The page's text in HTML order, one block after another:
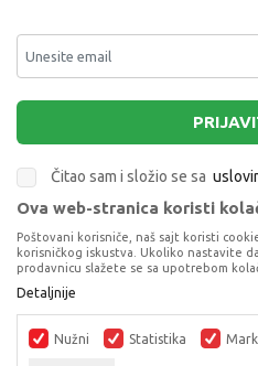
BOCA ZA VODU 500ML BOYS
BOCE ZA VODU I KUTIJE ZA UŽINU
Čitao sam i složio se sa
Terms of Service
apply.
Ova web-stranica koristi
Poštovani korisniče, naš sajt koristi
korisničkog iskustva. Ukoliko nastavite
prodavnicu slažete se sa upotrebom
Detaljnije
Nužni Statistika